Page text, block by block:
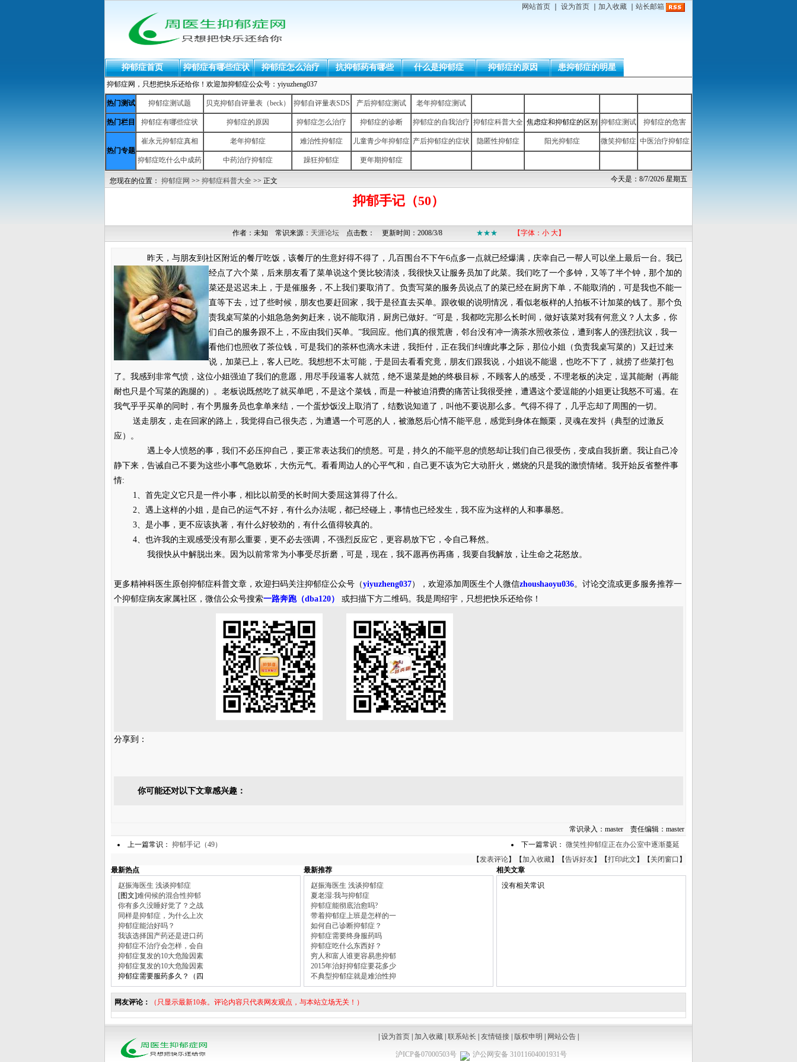
网站首页 设为首页 加入收藏 站长邮箱
抑郁症首页 抑郁症有哪些症状 抑郁症怎么治疗 抗抑郁药有哪些 什么是抑郁症 抑郁症的原因 患抑郁症的明星
抑郁症网，只想把快乐还给你！欢迎加抑郁症公众号：yiyuzheng037
热门测试 抑郁症测试题 贝克抑郁自评量表（beck） 抑郁自评量表SDS 产后抑郁症测试 老年抑郁症测试
热门栏目 抑郁症有哪些症状 抑郁症的原因 抑郁症怎么治疗 抑郁症的诊断 抑郁症的自我治疗 抑郁症科普大全 焦虑症和抑郁症的区别 抑郁症测试 抑郁症的危害
热门专题
崔永元抑郁症真相 老年抑郁症 难治性抑郁症 儿童青少年抑郁症 产后抑郁症的症状 隐匿性抑郁症 阳光抑郁症 微笑抑郁症 中医治疗抑郁症
抑郁症吃什么中成药 中药治疗抑郁症 躁狂抑郁症 更年期抑郁症
今天是：8/7/2026 星期五
您现在的位置： 抑郁症网 >> 抑郁症科普大全 >> 正文
抑郁手记（50）
作者：未知 常识来源： 天涯论坛点击数： 更新时间：2008/3/8 ★★★ 【字体： 小 大】
昨天，与朋友到社区附近的餐厅吃饭，该餐厅的生意好得不得了，几百围台不下午6点多一点就已经爆满，庆幸自己一帮人可以坐上最后一台。我已
经点了六个菜，后来朋友看了菜单说这个煲比较清淡，我很快又让服务员加了此菜。我们吃了一个多钟，又等了半个钟，那个加的
菜还是迟迟未上，于是催服务，不上我们要取消了。负责写菜的服务员说点了的菜已经在厨房下单，不能取消的，可是我也不能一
直等下去，过了些时候，朋友也要赶回家，我于是径直去买单。跟收银的说明情况，看似老板样的人拍板不计加菜的钱了。那个负
责我桌写菜的小姐急急匆匆赶来，说不能取消，厨房已做好。“可是，我都吃完那么长时间，做好该菜对我有何意义？人太多，你
们自己的服务跟不上，不应由我们买单。”我回应。他们真的很荒唐，邻台没有冲一滴茶水照收茶位，遭到客人的强烈抗议，我一
看他们也照收了茶位钱，可是我们的茶杯也滴水未进，我拒付，正在我们纠缠此事之际，那位小姐（负责我桌写菜的）又赶过来
说，加菜已上，客人已吃。我想想不太可能，于是回去看看究竟，朋友们跟我说，小姐说不能退，也吃不下了，就捞了些菜打包
了。我感到非常气愤，这位小姐强迫了我们的意愿，用尽手段逼客人就范，绝不退菜是她的终极目标，不顾客人的感受，不理老板的决定，逞其能耐（再能
耐也只是个写菜的跑腿的）。老板说既然吃了就买单吧，不是这个菜钱，而是一种被迫消费的痛苦让我很受挫，遭遇这个爱逞能的小姐更让我怒不可遏。在
我气乎乎买单的同时，有个男服务员也拿单来结，一个蛋炒饭没上取消了，结数说知道了，叫他不要说那么多。气得不得了，几乎忘却了周围的一切。
送走朋友，走在回家的路上，我觉得自己很失态，为遭遇一个可恶的人，被激怒后心情不能平息，感觉到身体在颤栗，灵魂在发抖（典型的过激反
应）。
遇上令人愤怒的事，我们不必压抑自己，要正常表达我们的愤怒。可是，持久的不能平息的愤怒却让我们自己很受伤，变成自我折磨。我让自己冷
静下来，告诫自己不要为这些小事气急败坏，大伤元气。看看周边人的心平气和，自己更不该为它大动肝火，燃烧的只是我的激愤情绪。我开始反省整件事
情:
1、首先定义它只是一件小事，相比以前受的长时间大委屈这算得了什么。
2、遇上这样的小姐，是自己的运气不好，有什么办法呢，都已经碰上，事情也已经发生，我不应为这样的人和事暴怒。
3、是小事，更不应该执著，有什么好较劲的，有什么值得较真的。
4、也许我的主观感受没有那么重要，更不必去强调，不强烈反应它，更容易放下它，令自己释然。
我很快从中解脱出来。因为以前常常为小事受尽折磨，可是，现在，我不愿再伤再痛，我要自我解放，让生命之花怒放。
更多精神科医生原创抑郁症科普文章，欢迎扫码关注抑郁症公众号（yiyuzheng037），欢迎添加周医生个人微信zhoushaoyu036。讨论交流或更多服务推荐一
个抑郁症病友家属社区，微信公众号搜索一路奔跑（dba120） 或扫描下方二维码。我是周绍宇，只想把快乐还给你！
分享到：
你可能还对以下文章感兴趣：
常识录入：master 责任编辑：master
上一篇常识： 抑郁手记（49） 下一篇常识： 微笑性抑郁症正在办公室中逐渐蔓延
【发表评论】【加入收藏】【告诉好友】【打印此文 】【 关闭窗口 】
最新热点
最新推荐
相关文章
赵振海医生 浅谈抑郁症
[图文]难伺候的混合性抑郁
你有多久没睡好觉了？之战
同样是抑郁症，为什么上次
抑郁症能治好吗？
我该选择国产药还是进口药
抑郁症不治疗会怎样，会自
抑郁症复发的10大危险因素
抑郁症复发的10大危险因素
抑郁症需要服药多久？（四
赵振海医生 浅谈抑郁症
夏老湿:我与抑郁症
抑郁症能彻底治愈吗?
带着抑郁症上班是怎样的一
如何自己诊断抑郁症？
抑郁症需要终身服药吗
抑郁症吃什么东西好？
穷人和富人谁更容易患抑郁
2015年治好抑郁症要花多少
不典型抑郁症就是难治性抑
没有相关常识
网友评论： （只显示最新10条。评论内容只代表网友观点，与本站立场无关！）
设为首页 加入收藏 联系站长 友情链接 版权申明 网站公告
沪公网安备 31011604001931号
沪ICP备07000503号